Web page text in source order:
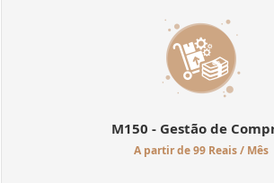
M150 - Gestão de
A partir de 99 Reais / Mês